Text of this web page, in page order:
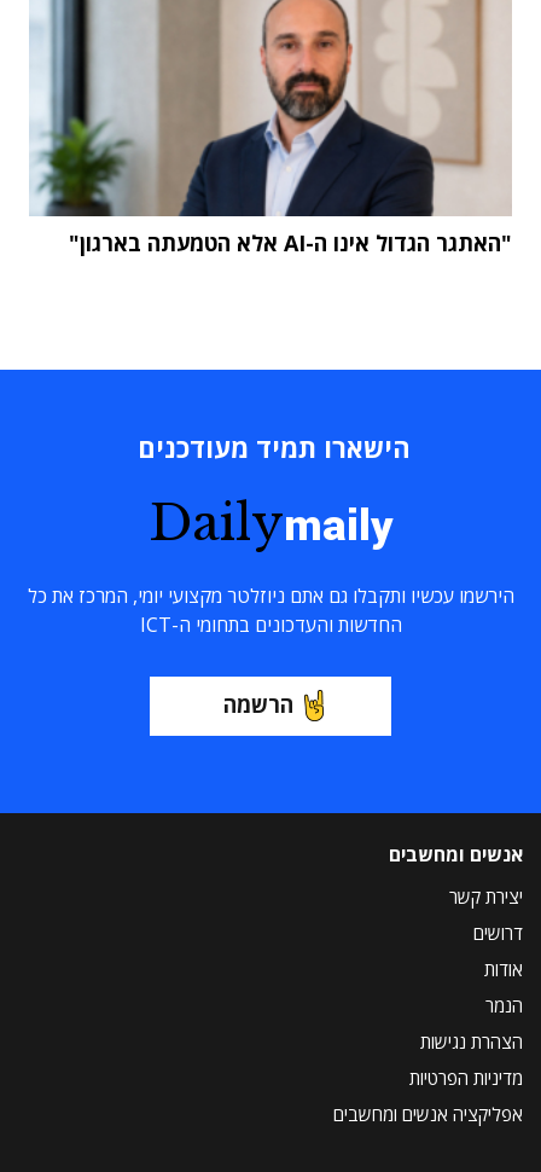
"האתגר הגדול אינו ה-AI אלא הטמעתה בארגון"
הישארו תמיד מעודכנים
Dailymaily
הירשמו עכשיו ותקבלו גם אתם ניוזלטר מקצועי יומי, המרכז את כל
החדשות והעדכונים בתחומי ה-ICT
הרשמה
אנשים ומחשבים
יצירת קשר
דרושים
אודות
הנמר
הצהרת נגישות
מדיניות הפרטיות
אפליקציה אנשים ומחשבים